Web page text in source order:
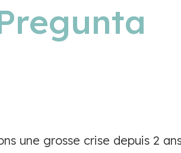
une grosse crise depuis 2